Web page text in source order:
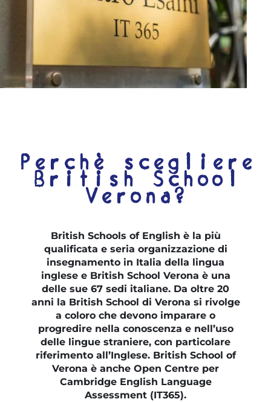
Perchè scegliere
British School
Verona?
British Schools of English è la più
qualificata e seria organizzazione di
insegnamento in Italia della lingua
inglese e British School Verona è una
delle sue 67 sedi italiane. Da oltre 20
anni la British School di Verona si rivolge
a coloro che devono imparare o
progredire nella conoscenza e nell’uso
delle lingue straniere, con particolare
riferimento all’Inglese. British School of
Verona è anche Open Centre per
Cambridge English Language
Assessment (IT365).